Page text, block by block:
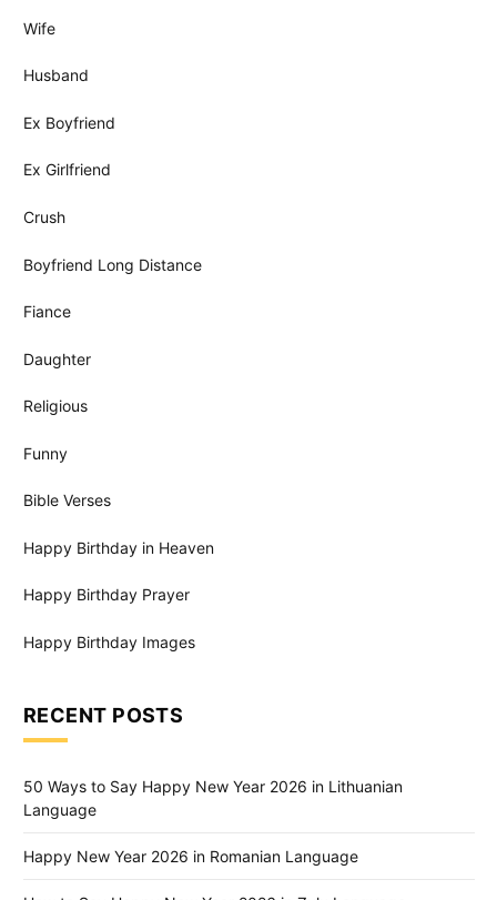
Wife
Husband
Ex Boyfriend
Ex Girlfriend
Crush
Boyfriend Long Distance
Fiance
Daughter
Religious
Funny
Bible Verses
Happy Birthday in Heaven
Happy Birthday Prayer
Happy Birthday Images
RECENT POSTS
50 Ways to Say Happy New Year 2026 in Lithuanian
Language
Happy New Year 2026 in Romanian Language